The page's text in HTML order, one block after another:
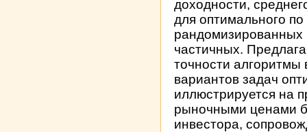
доходности,
для оптимального
рандомизированных
частичных.
точности
вариантов задач
иллюстрируется на
рыночными ценами
инвестора,